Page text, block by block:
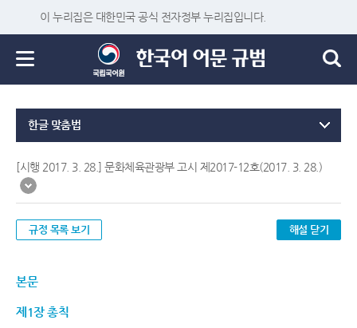
이 누리집은 대한민국 공식 전자정부 누리집입니다.
한글 맞춤법
[시행 2017. 3. 28.] 문화체육관광부 고시 제2017-12호(2017. 3. 28.)
규정 목록 보기 해설 닫기
본문
제1장 총칙